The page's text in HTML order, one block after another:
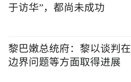
于访华”，都尚未成功
黎巴嫩总统府：黎以谈判在
边界问题等方面取得进展